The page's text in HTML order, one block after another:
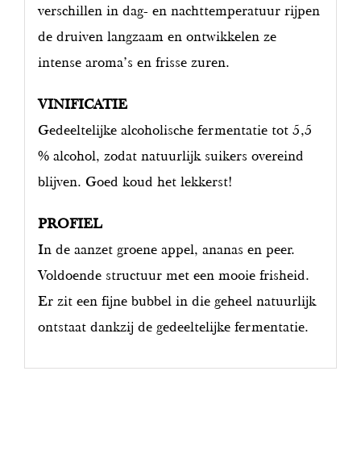
verschillen in dag- en nachttemperatuur rijpen
de druiven langzaam en ontwikkelen ze
intense aroma’s en frisse zuren.
VINIFICATIE
Gedeeltelijke alcoholische fermentatie tot 5,5
% alcohol, zodat natuurlijk suikers overeind
blijven. Goed koud het lekkerst!
PROFIEL
In de aanzet groene appel, ananas en peer.
Voldoende structuur met een mooie frisheid.
Er zit een fijne bubbel in die geheel natuurlijk
ontstaat dankzij de gedeeltelijke fermentatie.